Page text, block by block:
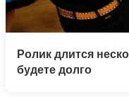
Ролик длится
будете долго